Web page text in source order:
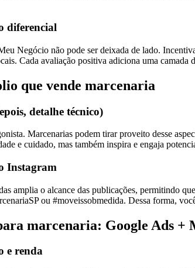
diferencial
Negócio não pode ser deixada de lado.
Cada avaliação positiva adiciona uma
que vende marcenaria
detalhe técnico)
Marcenarias podem tirar proveito desse
e cuidado, mas também inspira e engaja
Instagram
amplia o alcance das publicações, permitindo
ou #moveissobmedida. Dessa forma,
marcenaria: Google Ads +
e renda